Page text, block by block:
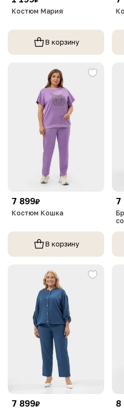
Костюм Мария
В корзину
7 899₽
Костюм Кошка
В корзину
7
7 899₽ 8